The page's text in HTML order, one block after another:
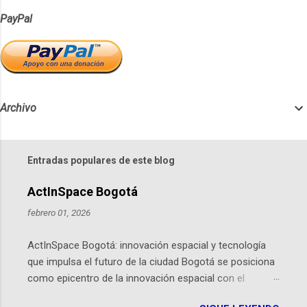
PayPal
Archivo
Entradas populares de este blog
ActInSpace Bogotá
febrero 01, 2026
ActInSpace Bogotá: innovación espacial y tecnología
que impulsa el futuro de la ciudad Bogotá se posiciona
como epicentro de la innovación espacial con el